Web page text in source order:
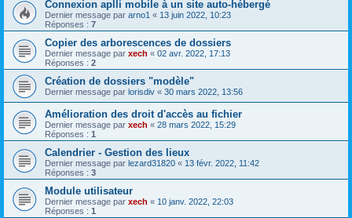
Connexion aplli mobile à un site auto-hébergé
Dernier message par arno1 « 13 juin 2022, 10:23
Réponses : 7
Copier des arborescences de dossiers
Dernier message par xech « 02 avr. 2022, 17:13
Réponses : 2
Création de dossiers "modèle"
Dernier message par lorisdiv « 30 mars 2022, 13:56
Amélioration des droit d'accès au fichier
Dernier message par xech « 28 mars 2022, 15:29
Réponses : 1
Calendrier - Gestion des lieux
Dernier message par lezard31820 « 13 févr. 2022, 11:42
Réponses : 3
Module utilisateur
Dernier message par xech « 10 janv. 2022, 22:03
Réponses : 1